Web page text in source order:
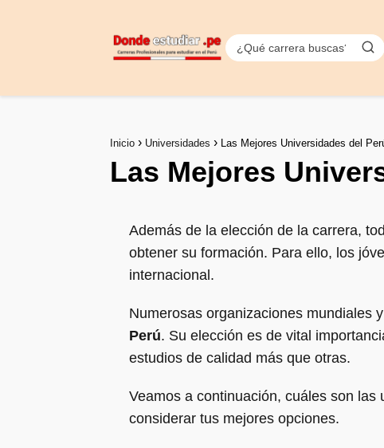
Inicio Universidades Las Mejores Universidades del
Las Mejores
Además de la elección de la carrera,
obtener su formación. Para ello, los
internacional.
Numerosas organizaciones mundiales
Perú. Su elección es de vital
estudios de calidad más que otras.
Veamos a continuación, cuáles son
considerar tus mejores opciones.